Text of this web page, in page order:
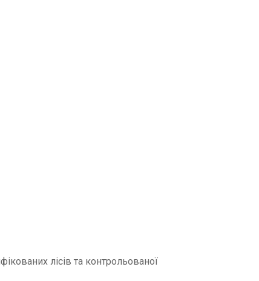
лісів та контрольованої